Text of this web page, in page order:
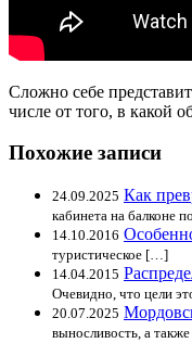
Сложно себе
числе от того, в какой
Похожие записи
24.09.2025 Как
кабинета на балконе
14.10.2016
туристическое […]
14.04.2015
Очевидно, что цели
20.07.2025
выносливость, а